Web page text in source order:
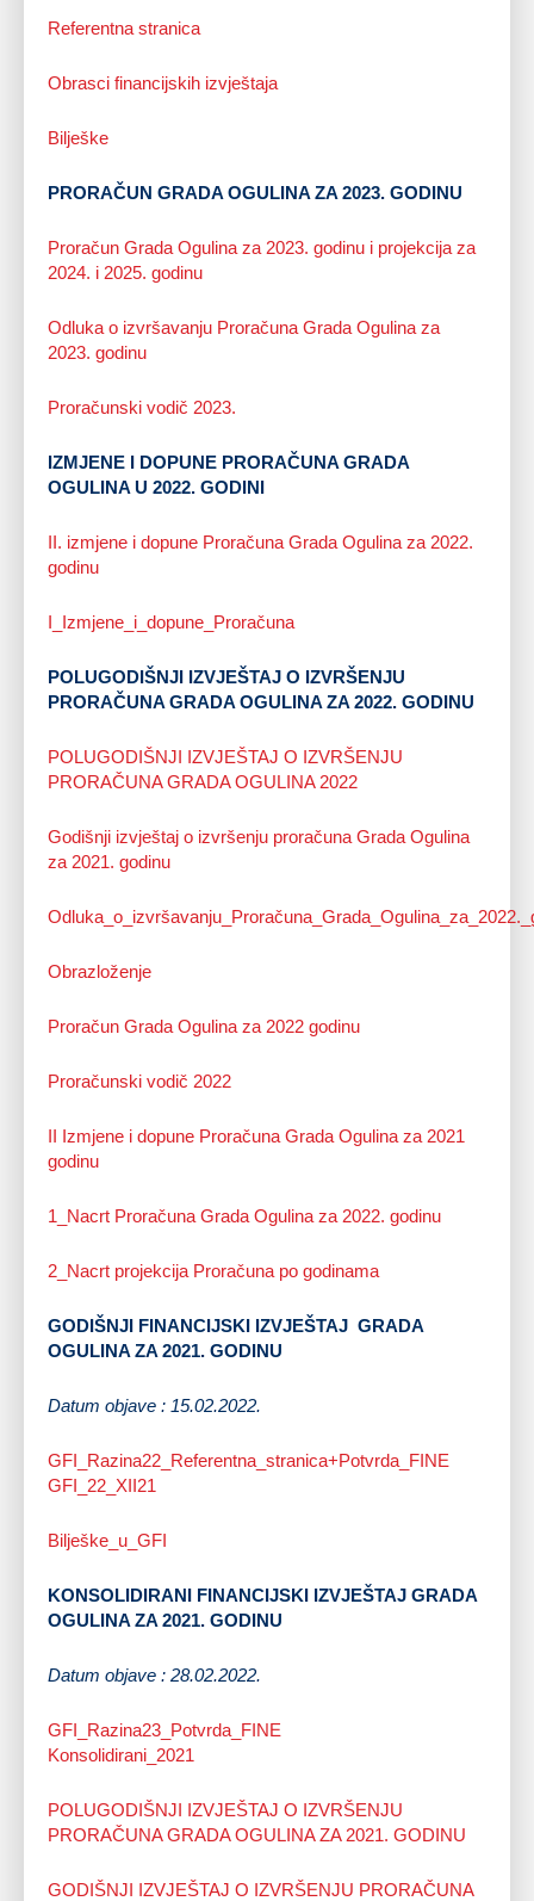
Referentna stranica
Obrasci financijskih izvještaja
Bilješke
PRORAČUN GRADA OGULINA ZA 2023. GODINU
Proračun Grada Ogulina za 2023. godinu i projekcija za
2024. i 2025. godinu
Odluka o izvršavanju Proračuna Grada Ogulina za
2023. godinu
Proračunski vodič 2023.
IZMJENE I DOPUNE PRORAČUNA GRADA
OGULINA U 2022. GODINI
II. izmjene i dopune Proračuna Grada Ogulina za 2022.
godinu
I_Izmjene_i_dopune_Proračuna
POLUGODIŠNJI IZVJEŠTAJ O IZVRŠENJU
PRORAČUNA GRADA OGULINA ZA 2022. GODINU
POLUGODIŠNJI IZVJEŠTAJ O IZVRŠENJU
PRORAČUNA GRADA OGULINA 2022
Godišnji izvještaj o izvršenju proračuna Grada Ogulina
za 2021. godinu
Obrazloženje
Proračun Grada Ogulina za 2022 godinu
Proračunski vodič 2022
II Izmjene i dopune Proračuna Grada Ogulina za 2021
godinu
1_Nacrt Proračuna Grada Ogulina za 2022. godinu
2_Nacrt projekcija Proračuna po godinama
GODIŠNJI FINANCIJSKI IZVJEŠTAJ GRADA
OGULINA ZA 2021. GODINU
Datum objave : 15.02.2022.
GFI_Razina22_Referentna_stranica+Potvrda_FINE
GFI_22_XII21
Bilješke_u_GFI
KONSOLIDIRANI FINANCIJSKI IZVJEŠTAJ GRADA
OGULINA ZA 2021. GODINU
Datum objave : 28.02.2022.
GFI_Razina23_Potvrda_FINE
Konsolidirani_2021
POLUGODIŠNJI IZVJEŠTAJ O IZVRŠENJU
PRORAČUNA GRADA OGULINA ZA 2021. GODINU
GODIŠNJI IZVJEŠTAJ O IZVRŠENJU PRORAČUNA